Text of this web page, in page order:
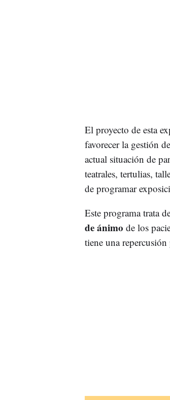
El proyecto de esta
favorecer la gestión
actual situación de
teatrales, tertulias,
de programar
Este programa trata
de ánimo de los
tiene una